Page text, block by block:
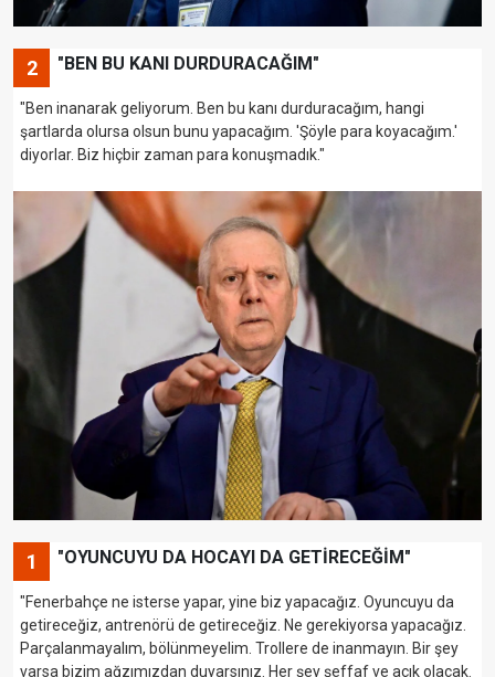
2 "BEN BU KANI DURDURACAĞIM"
"Ben inanarak geliyorum. Ben bu kanı durduracağım, hangi
şartlarda olursa olsun bunu yapacağım. 'Şöyle para koyacağım.'
diyorlar. Biz hiçbir zaman para konuşmadık."
1 "OYUNCUYU DA HOCAYI DA GETİRECEĞİM"
"Fenerbahçe ne isterse yapar, yine biz yapacağız. Oyuncuyu da
getireceğiz, antrenörü de getireceğiz. Ne gerekiyorsa yapacağız.
Parçalanmayalım, bölünmeyelim. Trollere de inanmayın. Bir şey
varsa bizim ağzımızdan duyarsınız. Her şey şeffaf ve açık olacak.